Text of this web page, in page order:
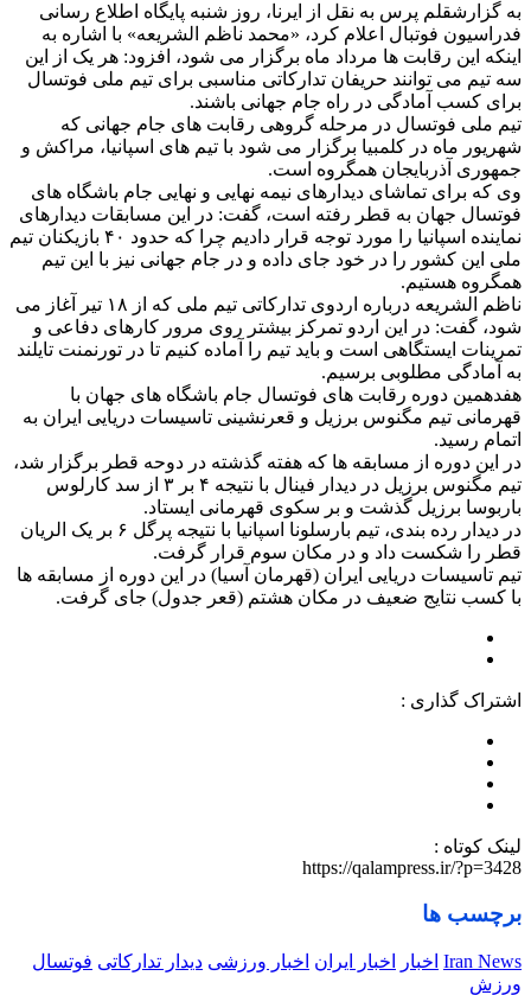
به گزارشقلم پرس به نقل از ایرنا، روز شنبه پایگاه اطلاع رسانی
فدراسیون فوتبال اعلام کرد، «محمد ناظم الشریعه» با اشاره به
اینکه این رقابت ها مرداد ماه برگزار می شود، افزود: هر یک از این
سه تیم می توانند حریفان تدارکاتی مناسبی برای تیم ملی فوتسال
برای کسب آمادگی در راه جام جهانی باشند.
تیم ملی فوتسال در مرحله گروهی رقابت های جام جهانی که
شهریور ماه در کلمبیا برگزار می شود با تیم های اسپانیا، مراکش و
جمهوری آذربایجان همگروه است.
وی که برای تماشای دیدارهای نیمه نهایی و نهایی جام باشگاه های
فوتسال جهان به قطر رفته است، گفت: در این مسابقات دیدارهای
نماینده اسپانیا را مورد توجه قرار دادیم چرا که حدود ۴۰ بازیکنان تیم
ملی این کشور را در خود جای داده و در جام جهانی نیز با این تیم
همگروه هستیم.
ناظم الشریعه درباره اردوی تدارکاتی تیم ملی که از ۱۸ تیر آغاز می
شود، گفت: در این اردو تمرکز بیشتر روی مرور کارهای دفاعی و
تمرینات ایستگاهی است و باید تیم را آماده کنیم تا در تورنمنت تایلند
به آمادگی مطلوبی برسیم.
هفدهمین دوره رقابت های فوتسال جام باشگاه های جهان با
قهرمانی تیم مگنوس برزیل و قعرنشینی تاسیسات دریایی ایران به
اتمام رسید.
در این دوره از مسابقه ها که هفته گذشته در دوحه قطر برگزار شد،
تیم مگنوس برزیل در دیدار فینال با نتیجه ۴ بر ۳ از سد کارلوس
باربوسا برزیل گذشت و بر سکوی قهرمانی ایستاد.
در دیدار رده بندی، تیم بارسلونا اسپانیا با نتیجه پرگل ۶ بر یک الریان
قطر را شکست داد و در مکان سوم قرار گرفت.
تیم تاسیسات دریایی ایران (قهرمان آسیا) در این دوره از مسابقه ها
با کسب نتایج ضعیف در مکان هشتم (قعر جدول) جای گرفت.
اشتراک گذاری :
لینک کوتاه :
https://qalampress.ir/?p=3428
برچسب ها
Iran News اخبار اخبار ایران اخبار ورزشی دیدار تدارکاتی فوتسال
ورزش